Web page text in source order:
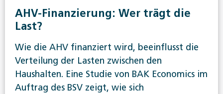
AHV-Finanzierung: Wer trägt die
Last?
Wie die AHV finanziert wird, beeinflusst die
Verteilung der Lasten zwischen den
Haushalten. Eine Studie von BAK Economics im
Auftrag des BSV zeigt, wie sich